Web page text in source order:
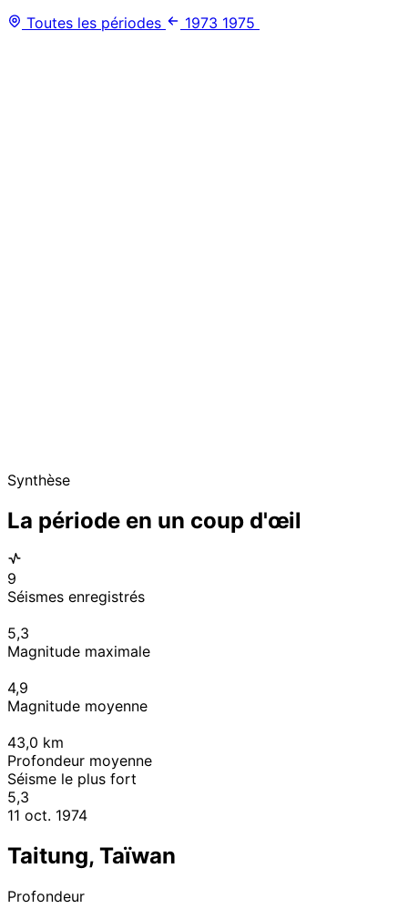
Toutes les périodes
1973 1975
Synthèse
La période en un coup d'œil
9
Séismes enregistrés
5,3
Magnitude maximale
4,9
Magnitude moyenne
43,0 km
Profondeur moyenne
Séisme le plus fort
5,3
11 oct. 1974
Taitung, Taïwan
Profondeur